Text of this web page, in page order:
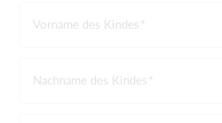
Vorname des Kindes
Nachname des Kindes